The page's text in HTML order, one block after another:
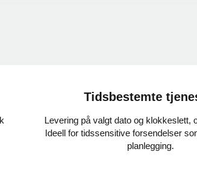
Tidsbestemte
Levering på valgt dato og klokkeslett,
Ideell for tidssensitive forsendelser
planlegging.